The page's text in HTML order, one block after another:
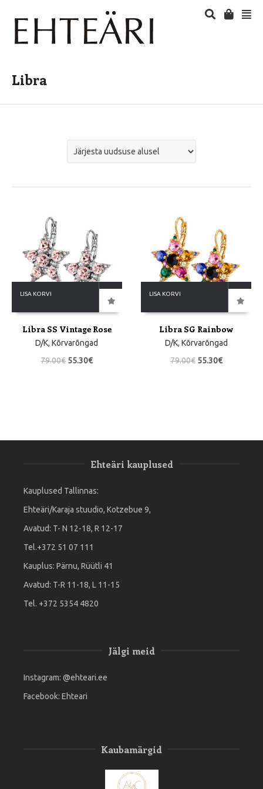
Libra
LISA KORVI
Libra SS Vintage Rose
D/K,Kõrvarõngad
79.00€ 55.30€
LISA KORVI
Libra SG Rainbow
D/K, Kõrvarõngad
79.00€ 55.30€
Ehteäri kauplused
Kauplused Tallinnas:
Ehteäri/Karaja stuudio, Kotzebue 9,
Avatud: T- N 12-18, R 12-17
Tel.+372 51 07 111
Kauplus: Pärnu, Rüütli 41
Avatud: T-R 11-18, L 11-15
Tel. +372 5354 4820
Jälgi meid
Instagram: @ehteari.ee
Facebook: Ehteari
Kaubamärgid